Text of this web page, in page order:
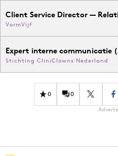
Client Service Director —
VormVijf
Expert interne communicatie
Stichting CliniClowns Nederland
0 0